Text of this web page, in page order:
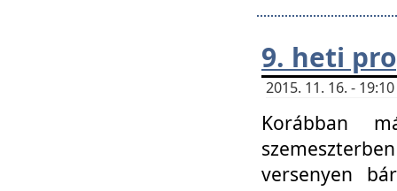
9. heti
2015. 11. 16. -
Korábban
versenyen